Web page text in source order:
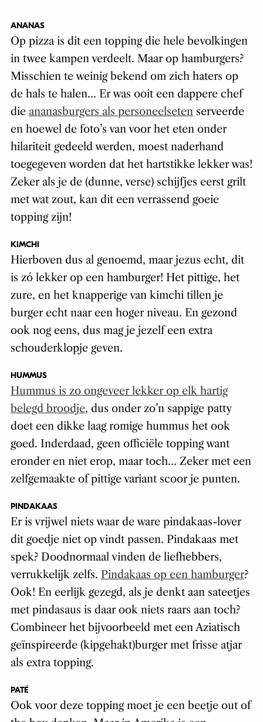
ANANAS
Op pizza is dit een topping die hele bevolkingen
in twee kampen verdeelt. Maar op hamburgers?
Misschien te weinig bekend om zich haters op
de hals te halen… Er was ooit een dappere chef
die ananasburgers als personeelsetenserveerde
en hoewel de foto’s van voor het eten onder
hilariteit gedeeld werden, moest naderhand
toegegeven worden dat het hartstikke lekker was!
Zeker als je de (dunne, verse) schijfjes eerst grilt
met wat zout, kan dit een verrassend goeie
topping zijn!
KIMCHI
Hierboven dus al genoemd, maar jezus echt, dit
is zó lekker op een hamburger! Het pittige, het
zure, en het knapperige van kimchi tillen je
burger echt naar een hoger niveau. En gezond
ook nog eens, dus mag je jezelf een extra
schouderklopje geven.
HUMMUS
Hummus is zo ongeveer lekker op elk hartig
belegd broodje, dus onder zo’n sappige patty
doet een dikke laag romige hummus het ook
goed. Inderdaad, geen officiële topping want
eronder en niet erop, maar toch… Zeker met een
zelfgemaakte of pittige variant scoor je punten.
PINDAKAAS
Er is vrijwel niets waar de ware pindakaas-lover
dit goedje niet op vindt passen. Pindakaas met
spek? Doodnormaal vinden de liefhebbers,
verrukkelijk zelfs. Pindakaas op een hamburger?
Ook! En eerlijk gezegd, als je denkt aan sateetjes
met pindasaus is daar ook niets raars aan toch?
Combineer het bijvoorbeeld met een Aziatisch
geïnspireerde (kipgehakt)burger met frisse atjar
als extra topping.
PATÉ
Ook voor deze topping moet je een beetje out of